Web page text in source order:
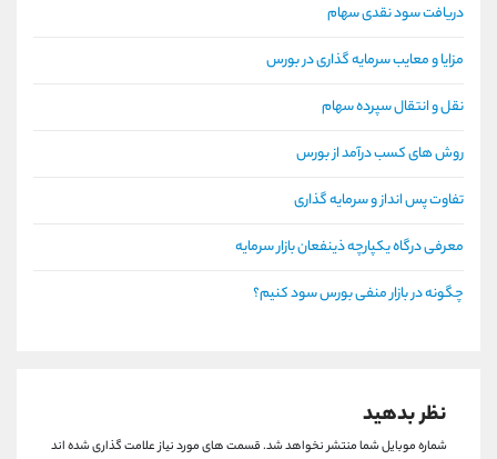
دریافت سود نقدی سهام
مزایا و معایب سرمایه گذاری در بورس
نقل و انتقال سپرده سهام
روش های کسب درآمد از بورس
تفاوت پس انداز و سرمایه گذاری
معرفی درگاه یکپارچه ذینفعان بازار سرمایه
چگونه در بازار منفی بورس سود کنیم؟
نظر بدهید
شماره موبایل شما منتشر نخواهد شد.قسمت های مورد نیاز علامت گذاری شده اند